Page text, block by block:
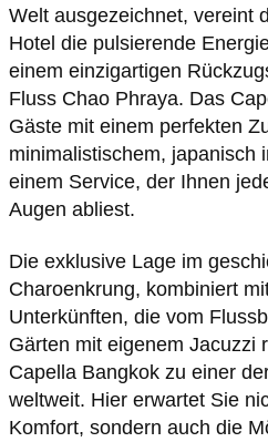
Welt ausgezeichnet, vereint
Hotel die pulsierende
einem einzigartigen
Fluss Chao Phraya. Das
Gäste mit einem perfekten
minimalistischem, japanisch
einem Service, der Ihnen
Augen abliest.
Die exklusive Lage im
Charoenkrung, kombiniert
Unterkünften, die vom
Gärten mit eigenem Jacuzzi
Capella Bangkok zu einer
weltweit. Hier erwartet Sie
Komfort, sondern auch die